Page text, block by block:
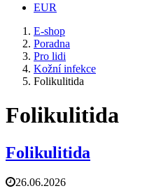
EUR
E-shop
Poradna
Pro lidi
Kožní infekce
Folikulitida
Folikulitida
Folikulitida
26.06.2026